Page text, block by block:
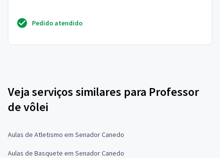
Pedido atendido
Veja serviços similares para Professor
de vôlei
Aulas de Atletismo em Senador Canedo
Aulas de Basquete em Senador Canedo